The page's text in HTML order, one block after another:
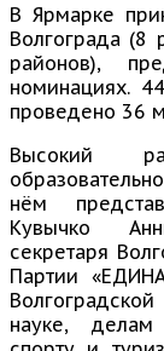
В Ярмарке
Волгограда (8
районов),
номинациях.
проведено 36
Высокий
нём
Кувычко
секретаря
Партии
науке, делам